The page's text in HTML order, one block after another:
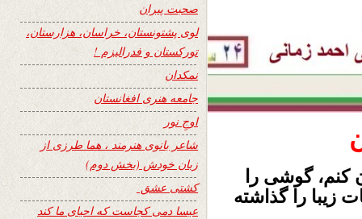
کنم، گوشی را
زیبا را گذاشته
صحبت پیران
لوی پشتونستان، خراسان، هزارستان،
تورکستان و فدرالیزم !
نمکدان
جامعه هنری افغانستان
اوجِ نور
شاعر بانوی هنرمند ، هما طرزی از
زبان خودش (بخش دوم)
کشتی عشق
عیسا دمی کجاست که احیای ما کند